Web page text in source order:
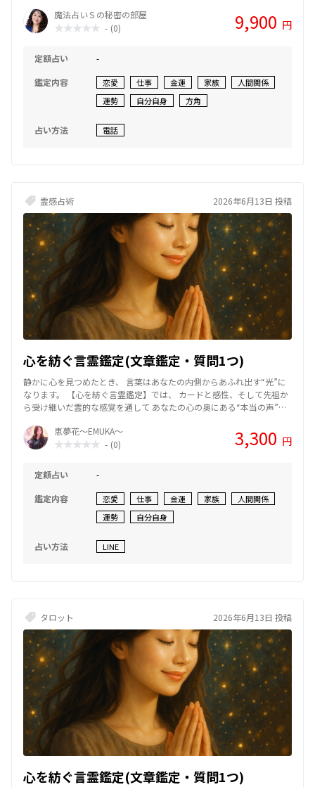
魔法占いＳの秘密の部屋
- (0) 9,900 円
定額占い
-
鑑定内容
恋愛 仕事 金運 家族
人間関係
運勢
自分自身 方角
占い方法 電話
霊感占術 2026年6月13日 投稿
心を紡ぐ言霊鑑定(文章鑑定・質問1つ)
静かに心を見つめたとき、 言葉はあなたの内側からあふれ出す“光”に
なります。 【心を紡ぐ言霊鑑定】では、 カードと感性、そして先祖か
ら受け継いだ霊的な感覚を通して あなたの心の奥にある“本当の声”を
が静かに動き出す── そんな瞬間を一緒に感じてほしいと思っていま
す。 占いという形を超え、 言葉を通して心を癒し、希望へとつなぐた
時間をお届けします。🌸
恵夢花～EMUKA～
- (0) 3,300 円
定額占い
-
鑑定内容
恋愛 仕事 金運 家族
人間関係
運勢
自分自身
占い方法 LINE
タロット 2026年6月13日 投稿
心を紡ぐ言霊鑑定(文章鑑定・質問1つ)